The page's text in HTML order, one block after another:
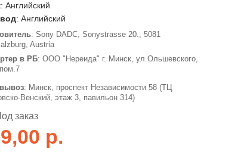
: Английский
: Английский
: Sony DADC, Sonystrasse 20., 5081
Austria
в РБ: ООО "Нереида" г. Минск, ул.Ольшевского,
: Минск, проспект Независимости 58 (ТЦ
Венский, этаж 3, павильон 314)
заказ
р.